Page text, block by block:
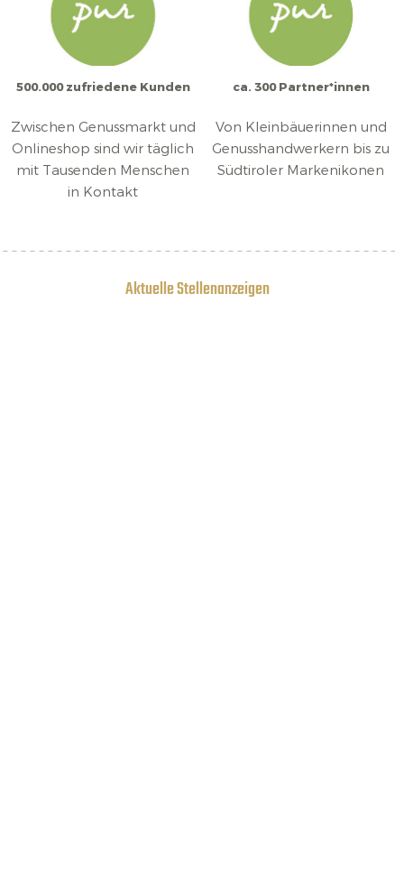
500.000 zufriedene Kunden
Zwischen Genussmarkt und
Onlineshop sind wir täglich
mit Tausenden Menschen
in Kontakt
ca. 300 Partner*innen
Von Kleinbäuerinnen und
Genusshandwerkern bis zu
Südtiroler Markenikonen
Aktuelle Stellenanzeigen